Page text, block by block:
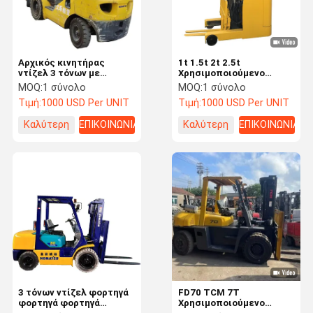
Αρχική
Βίντεο
Σχετικά Με
Εμάς
1t 1.5t 2t 2.5t
Χρησιμοποιούμενο
ανελκυστήρα με
ανύψωση 6m 8m 12m
48V Ηλεκτρικό φορτηγό
ανελκυστήρα με
πλευρικό μετατροπέα
MOQ:1 σύνολο
Τιμή:1000 USD Per UNIT
Καλύτερη
ΕΠΙΚΟΙΝΩΝΙΑ
Αρχικός κινητήρας
ντίζελ 3 τόνων με
προειδοποιητικό φως
MOQ:1 σύνολο
Τιμή:1000 USD Per UNIT
Καλύτερη
ΕΠΙΚΟΙΝΩΝΙΑ
FD70 TCM 7T
Χρησιμοποιούμενο
3 τόνων ντίζελ φορτηγά
φορτηγά φορτηγά